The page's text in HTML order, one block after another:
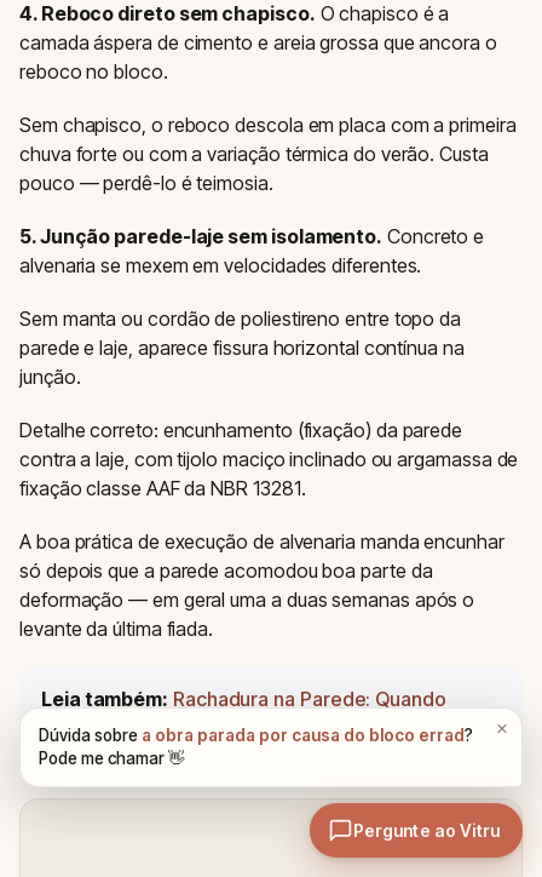
4. Reboco direto sem chapisco. O chapisco é a
camada áspera de cimento e areia grossa que ancora o
reboco no bloco.
Sem chapisco, o reboco descola em placa com a primeira
chuva forte ou com a variação térmica do verão. Custa
pouco — perdê-lo é teimosia.
5. Junção parede-laje sem isolamento. Concreto e
alvenaria se mexem em velocidades diferentes.
Sem manta ou cordão de poliestireno entre topo da
parede e laje, aparece fissura horizontal contínua na
junção.
Detalhe correto: encunhamento (fixação) da parede
contra a laje, com tijolo maciço inclinado ou argamassa de
fixação classe AAF da NBR 13281.
A boa prática de execução de alvenaria manda encunhar
só depois que a parede acomodou boa parte da
deformação — em geral uma a duas semanas após o
levante da última fiada.
Leia também: Rachadura na Parede: Quando
Preocupar e Como Resolver